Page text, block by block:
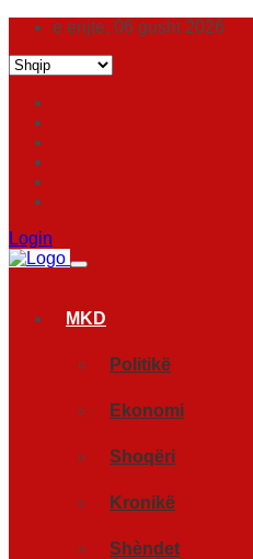
e enjte, 06 gusht 2026
Login
MKD
Politikë
Ekonomi
Shoqëri
Kronikë
Shèndet